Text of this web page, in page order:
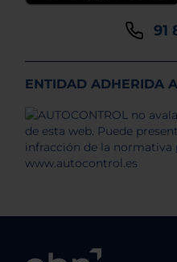
91
ENTIDAD ADHERIDA A